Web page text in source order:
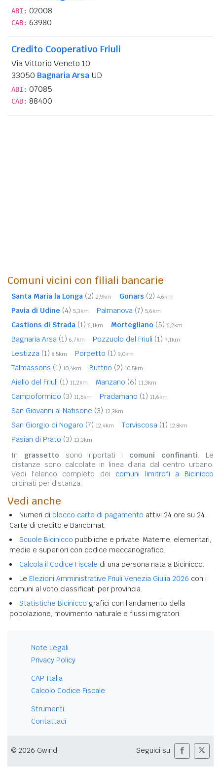
ABI: 02008
CAB: 63980
Credito Cooperativo Friuli
Via Vittorio Veneto 10
33050 Bagnaria Arsa UD
ABI: 07085
CAB: 88400
Comuni vicini con filiali bancarie
Santa Maria la Longa (2) 2,9km Gonars (2) 4,6km
Pavia di Udine (4) 5,3km Palmanova (7) 5,6km
Castions di Strada (1) 6,1km Mortegliano (5) 6,2km
Bagnaria Arsa (1) 6,7km Pozzuolo del Friuli (1) 7,1km
Lestizza (1) 8,5km Porpetto (1) 9,0km
Talmassons (1) 10,4km Buttrio (2) 10,5km
Aiello del Friuli (1) 11,2km Manzano (6) 11,3km
Campoformido (3) 11,5km Pradamano (1) 11,6km
San Giovanni al Natisone (3) 12,3km
San Giorgio di Nogaro (7) 12,4km Torviscosa (1) 12,8km
Pasian di Prato (3) 13,3km
In grassetto sono riportati i comuni confinanti. Le
distanze sono calcolate in linea d'aria dal centro urbano.
Vedi l'elenco completo dei comuni limitrofi a Bicinicco
ordinati per distanza.
Vedi anche
Numeri di blocco carte di pagamento attivi 24 ore su 24.
Carte di credito e Bancomat.
Scuole Bicinicco pubbliche e private. Materne, elementari,
medie e superiori con codice meccanografico.
Calcola il Codice Fiscale di una persona nata a Bicinicco.
Le Elezioni Amministrative Friuli Venezia Giulia 2026 con i
comuni al voto classificati per provincia.
Statistiche Bicinicco grafici con l'andamento della
popolazione, movimento naturale e flussi migratori.
Note Legali
Privacy Policy
CAP Italia
Calcolo Codice Fiscale
Strumenti
Contattaci
© 2026 Gwind Seguici su